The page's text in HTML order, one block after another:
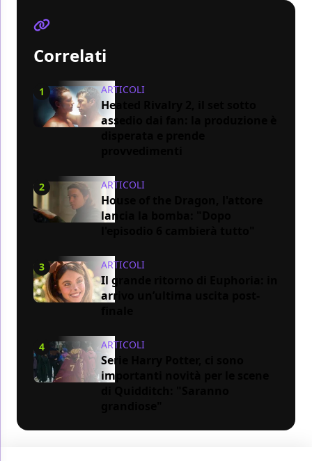
Correlati
1 ARTICOLI
Heated Rivalry 2, il set sotto
assedio dai fan: la produzione è
2 ARTICOLI
House of the Dragon, l'attore
lancia la bomba: "Dopo
3 ARTICOLI
Il grande ritorno di Euphoria: in
arrivo un’ultima uscita post-
4 ARTICOLI
Serie Harry Potter, ci sono
importanti novità per le scene